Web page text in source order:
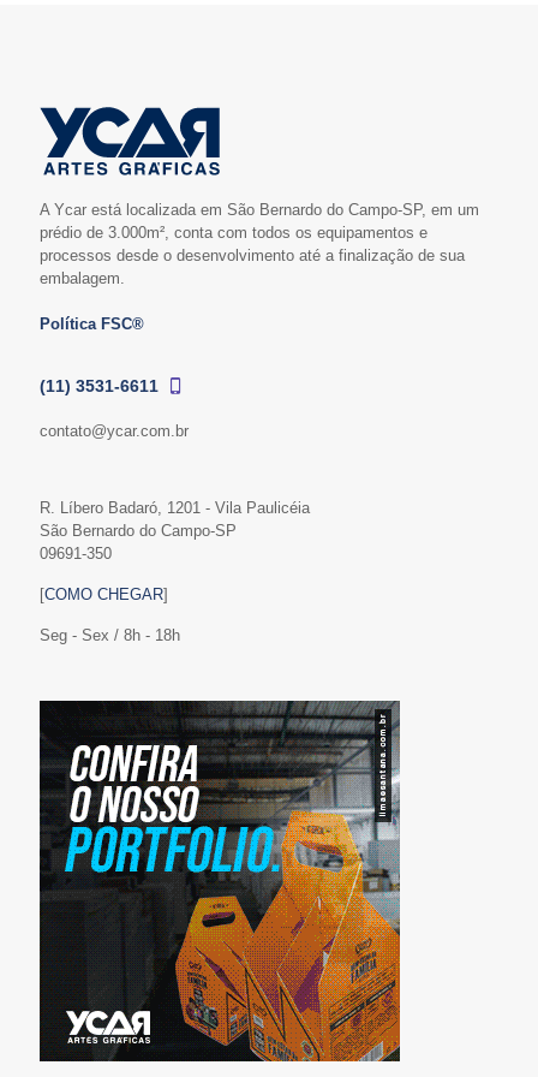
A Ycar está localizada em São Bernardo do Campo-SP, em um
prédio de 3.000m², conta com todos os equipamentos e
processos desde o desenvolvimento até a finalização de sua
embalagem.
Política FSC®
(11) 3531-6611
contato@ycar.com.br
R. Líbero Badaró, 1201 - Vila Paulicéia
São Bernardo do Campo-SP
09691-350
[COMO CHEGAR]
Seg - Sex / 8h - 18h